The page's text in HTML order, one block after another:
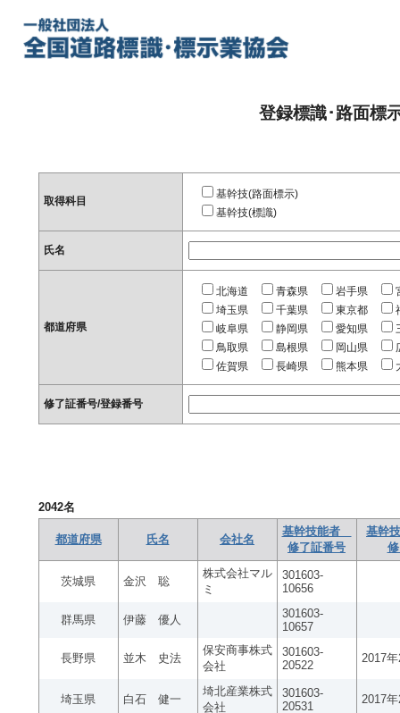
登録標識･路面標
取得科目
基幹技(路面標示)
基幹技(標識)
氏名
都道府県
北海道 青森県 岩手県
埼玉県
千葉県 東京都
岐阜県
静岡県 愛知県
鳥取県
島根県 岡山県
佐賀県
長崎県 熊本県
修了証番号/登録番号
2042名
都道府県 氏名 会社名
基幹技能者
修了証番号
基幹
茨城県 金沢 聡
株式会社マル
ミ
301603-
10656
群馬県 伊藤 優人
301603-
10657
長野県 並木 史法
保安商事株式
会社
301603-
20522
2017
埼玉県 白石 健一
埼北産業株式
会社
301603-
20531
2017